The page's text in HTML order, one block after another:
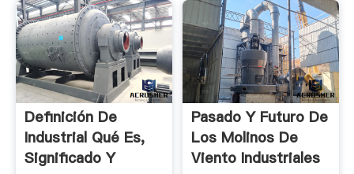
Definición De
Industrial Qué Es,
Significado Y
Pasado Y Futuro De
Los Molinos De
Viento Industriales